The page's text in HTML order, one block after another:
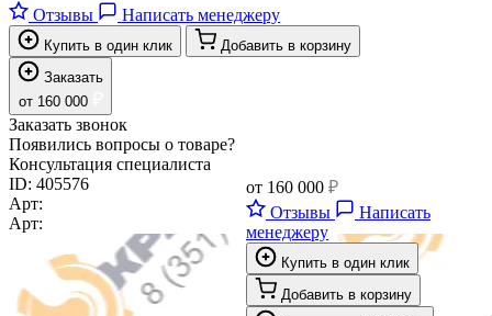
Отзывы
Написать менеджеру
Купить в один клик
Добавить в корзину
Заказать
от 160 000
Заказать звонок
Появились вопросы о товаре?
Консультация специалиста
ID: 405576
Арт:
Арт:
от 160 000 ₽
Отзывы
Написать
менеджеру
Купить в один клик
Добавить в корзину